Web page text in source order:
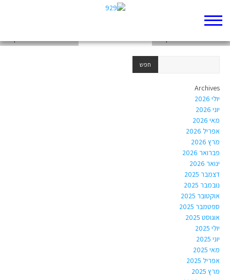
Archives
יולי 2026
יוני 2026
מאי 2026
אפריל 2026
מרץ 2026
פברואר 2026
ינואר 2026
דצמבר 2025
נובמבר 2025
אוקטובר 2025
ספטמבר 2025
אוגוסט 2025
יולי 2025
יוני 2025
מאי 2025
אפריל 2025
מרץ 2025